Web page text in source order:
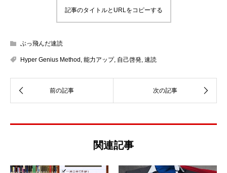
記事のタイトルとURLをコピーする
ぶっ飛んだ速読
Hyper Genius Method , 能力アップ, 自己啓発, 速読
関連記事